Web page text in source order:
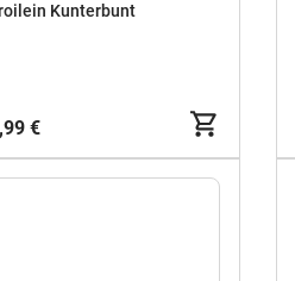
Kunterbunt
€